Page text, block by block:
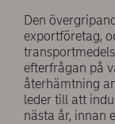
Den
exportföretag,
efterfrågan på
återhämtning
leder till att
nästa år, innan